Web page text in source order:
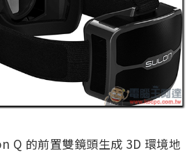
Q 的前置雙鏡頭生成 3D 環境地